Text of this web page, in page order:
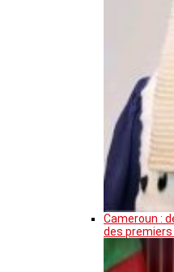
Cameroun :
des